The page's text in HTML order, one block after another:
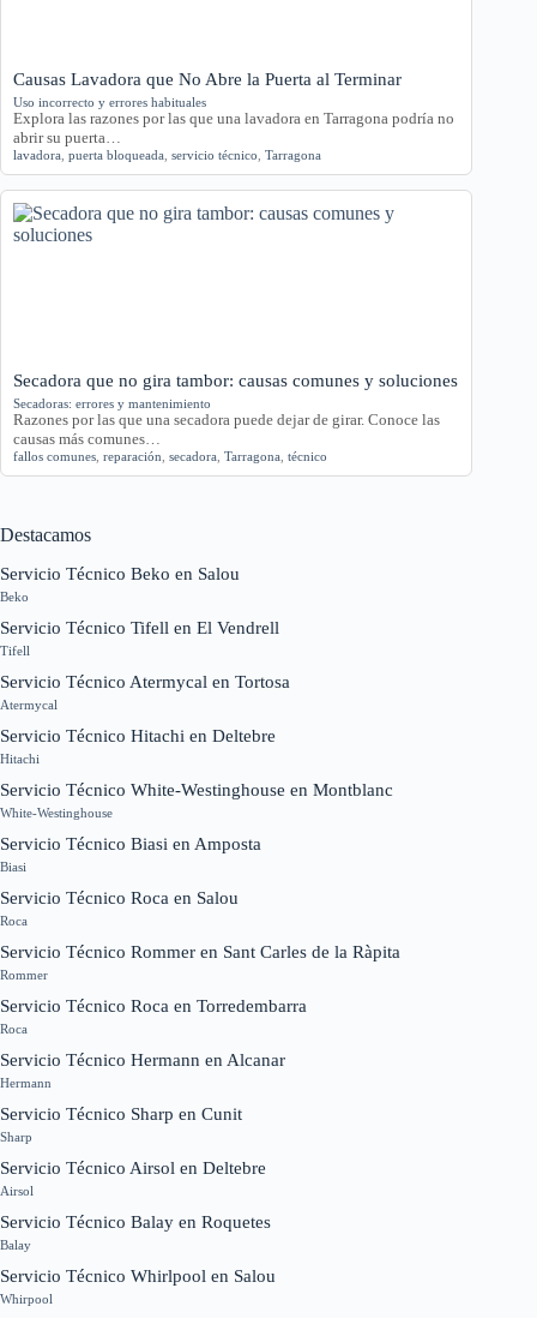
Causas Lavadora que No Abre la Puerta al Terminar
Uso incorrecto y errores habituales
Explora las razones por las que una lavadora en Tarragona podría no
abrir su puerta…
lavadora puerta bloqueada servicio técnico Tarragona
Secadora que no gira tambor: causas comunes y soluciones
Secadoras: errores y mantenimiento
Razones por las que una secadora puede dejar de girar. Conoce las
causas más comunes…
fallos comunes reparación secadora Tarragona técnico
Destacamos
Servicio Técnico Beko en Salou
Beko
Servicio Técnico Tifell en El Vendrell
Tifell
Servicio Técnico Atermycal en Tortosa
Atermycal
Servicio Técnico Hitachi en Deltebre
Hitachi
Servicio Técnico White-Westinghouse en Montblanc
White-Westinghouse
Servicio Técnico Biasi en Amposta
Biasi
Servicio Técnico Roca en Salou
Roca
Servicio Técnico Rommer en Sant Carles de la Ràpita
Rommer
Servicio Técnico Roca en Torredembarra
Roca
Servicio Técnico Hermann en Alcanar
Hermann
Servicio Técnico Sharp en Cunit
Sharp
Servicio Técnico Airsol en Deltebre
Airsol
Servicio Técnico Balay en Roquetes
Balay
Servicio Técnico Whirlpool en Salou
Whirpool